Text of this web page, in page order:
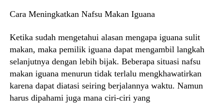
Cara Meningkatkan Nafsu Makan Iguana
Ketika sudah mengetahui alasan mengapa iguana sulit
makan, maka pemilik iguana dapat mengambil langkah
selanjutnya dengan lebih bijak. Beberapa situasi nafsu
makan iguana menurun tidak terlalu mengkhawatirkan
karena dapat diatasi seiring berjalannya waktu. Namun
harus dipahami juga mana ciri-ciri yang